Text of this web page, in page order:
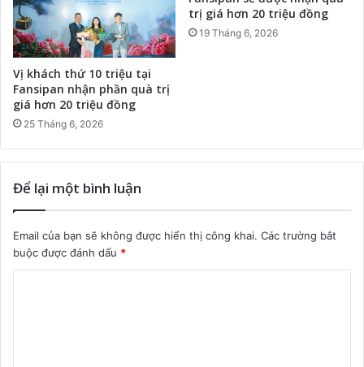
Vị khách thứ 10 triệu tại
Fansipan nhận phần quà trị
giá hơn 20 triệu đồng
25 Tháng 6, 2026
trị giá hơn 20 triệu đồng
19 Tháng 6, 2026
Để lại một bình luận
Email của bạn sẽ không được hiển thị công khai. Các trường bắt
buộc được đánh dấu *